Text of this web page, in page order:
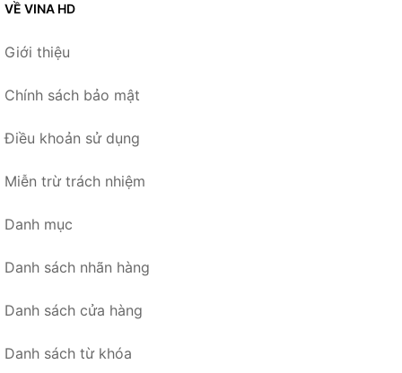
VỀ VINA HD
Giới thiệu
Chính sách bảo mật
Điều khoản sử dụng
Miễn trừ trách nhiệm
Danh mục
Danh sách nhãn hàng
Danh sách cửa hàng
Danh sách từ khóa